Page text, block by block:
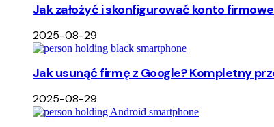
Jak założyć i skonfigurować konto
2025-08-29
Jak usunąć firmę z Google? Kompletny
2025-08-29